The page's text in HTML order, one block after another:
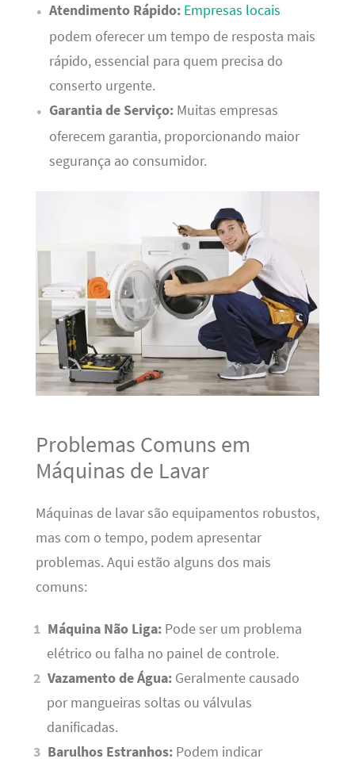
Atendimento Rápido: Empresas locais
podem oferecer um tempo de resposta mais
rápido, essencial para quem precisa do
conserto urgente.
Garantia de Serviço:Muitas empresas
oferecem garantia, proporcionando maior
segurança ao consumidor.
Problemas Comuns em
Máquinas de Lavar
Máquinas de lavar são equipamentos robustos,
mas com o tempo, podem apresentar
problemas. Aqui estão alguns dos mais
comuns:
Máquina Não Liga: Pode ser um problema
elétrico ou falha no painel de controle.
Vazamento de Água: Geralmente causado
por mangueiras soltas ou válvulas
danificadas.
Barulhos Estranhos: Podem indicar